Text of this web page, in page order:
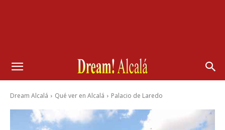
Dream Alcalá Qué ver en Alcalá Palacio de Laredo